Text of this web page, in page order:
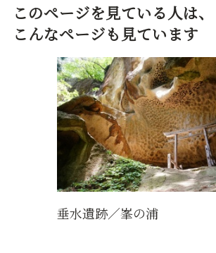
このページを見ている人は、
こんなページも見ています
垂水遺跡／峯の浦